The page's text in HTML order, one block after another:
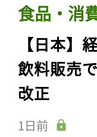
食品・消
【日本】
飲料販売
改正
1日前